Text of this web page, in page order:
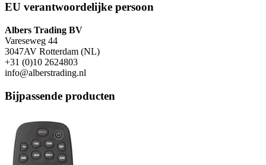
EU verantwoordelijke persoon
Albers Trading BV
Vareseweg 44
3047AV Rotterdam (NL)
+31 (0)10 2624803
info@alberstrading.nl
Bijpassende producten